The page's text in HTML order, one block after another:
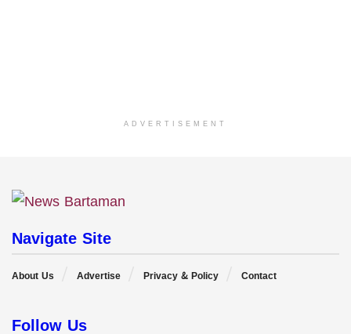
ADVERTISEMENT
Navigate Site
About Us Advertise Privacy & Policy Contact
Follow Us